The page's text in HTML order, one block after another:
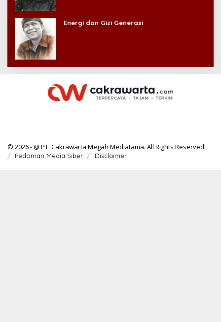
Energi dan Gizi Generasi
© 2026 - @ PT. Cakrawarta Megah Mediatama. All Rights Reserved.
Pedoman Media Siber Disclaimer